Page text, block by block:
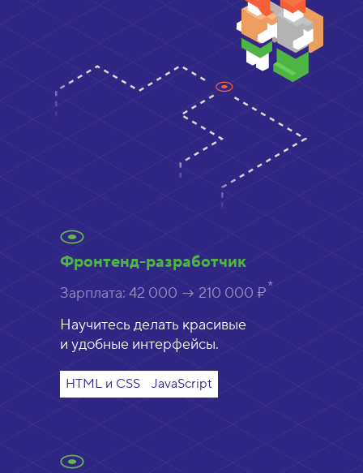
Фронтенд-разработчик
Зарплата: 42 000 → 210 000 ₽
Научитесь делать красивые
и удобные интерфейсы.
HTML и CSS JavaScript